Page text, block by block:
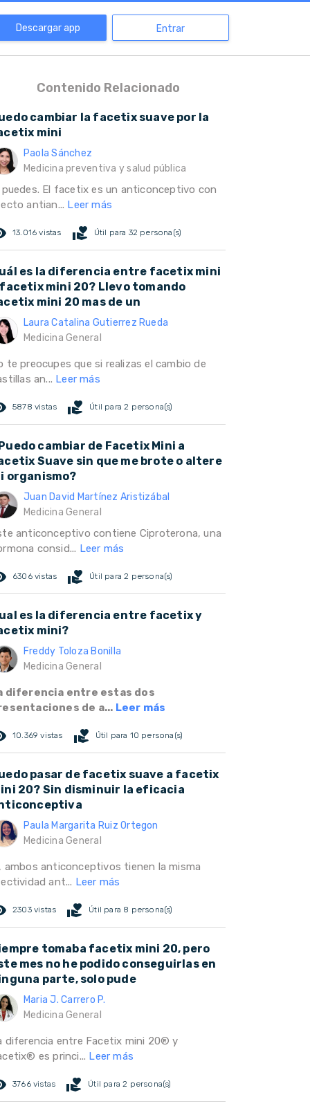
Descargar app Entrar
Contenido Relacionado
cambiar la facetix suave por la
mini
Paola Sánchez
Medicina preventiva y salud pública
puedes. El facetix es un anticonceptivo con
antian... Leer más
13.016 vistas volunteer_activism Útil para 32 persona(s)
es la diferencia entre facetix mini
mini 20? Llevo tomando
mini 20 mas de un
Laura Catalina Gutierrez Rueda
Medicina General
te preocupes que si realizas el cambio de
an... Leer más
5878 vistas volunteer_activism Útil para 2 persona(s)
cambiar de Facetix Mini a
Suave sin que me brote o altere
organismo?
Juan David Martínez Aristizábal
Medicina General
anticonceptivo contiene Ciproterona, una
consid... Leer más
6306 vistas volunteer_activism Útil para 2 persona(s)
es la diferencia entre facetix y
mini?
Freddy Toloza Bonilla
Medicina General
diferencia entre estas dos
de a... Leer más
10.369 vistas volunteer_activism Útil para 10 persona(s)
pasar de facetix suave a facetix
20? Sin disminuir la eficacia
Paula Margarita Ruiz Ortegon
Medicina General
ambos anticonceptivos tienen la misma
ant... Leer más
2303 vistas volunteer_activism Útil para 8 persona(s)
tomaba facetix mini 20, pero
mes no he podido conseguirlas en
parte, solo pude
Maria J. Carrero P.
Medicina General
diferencia entre Facetix mini 20® y
es princi... Leer más
3766 vistas volunteer_activism Útil para 2 persona(s)